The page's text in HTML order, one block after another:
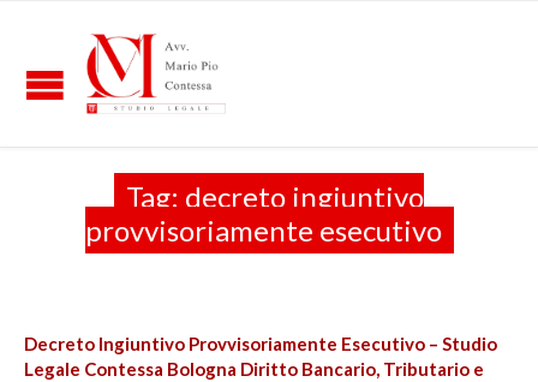
Tag: decreto ingiuntivo
provvisoriamente esecutivo
Decreto Ingiuntivo Provvisoriamente Esecutivo – Studio
Legale Contessa Bologna Diritto Bancario, Tributario e